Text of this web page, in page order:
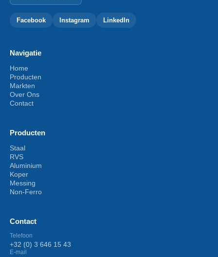
Facebook Instagram LinkedIn
Navigatie
Home
Producten
Markten
Over Ons
Contact
Producten
Staal
RVS
Aluminium
Koper
Messing
Non-Ferro
Contact
Telefoon
+32 (0) 3 646 15 43
E-mail